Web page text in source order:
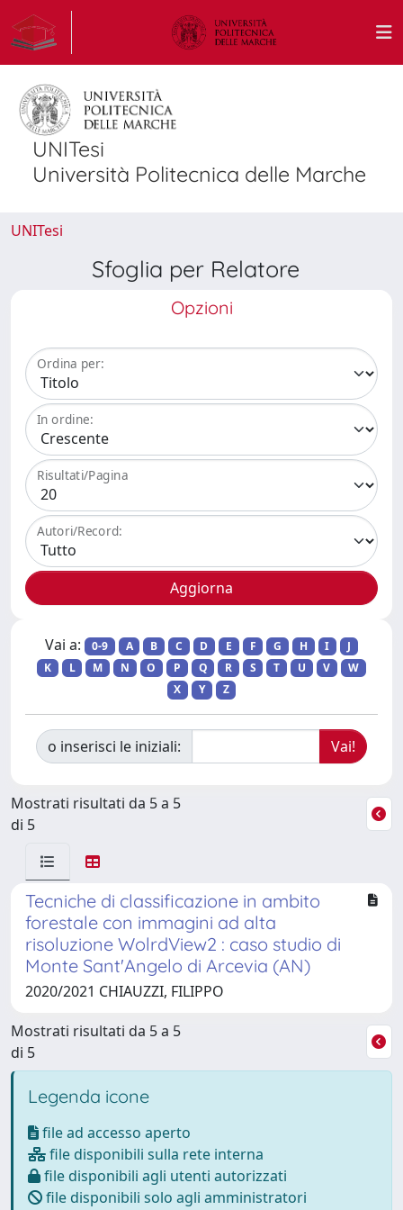
UNITesi
Università Politecnica delle Marche
UNITesi
Sfoglia per Relatore
Opzioni
Ordina per:
In ordine:
Risultati/Pagina
Autori/Record:
Vai a: 0-9 A B C D E F G H I
J
K
L M N O P Q R S T U V
W
X
Y Z
o inserisci le iniziali:
Mostrati risultati da 5 a 5
di 5
Tecniche di classificazione in ambito
forestale con immagini ad alta
risoluzione WolrdView2 : caso studio di
Monte Sant'Angelo di Arcevia (AN)
2020/2021 CHIAUZZI, FILIPPO
Mostrati risultati da 5 a 5
di 5
Legenda icone
file ad accesso aperto
file disponibili sulla rete interna
file disponibili agli utenti autorizzati
file disponibili solo agli amministratori